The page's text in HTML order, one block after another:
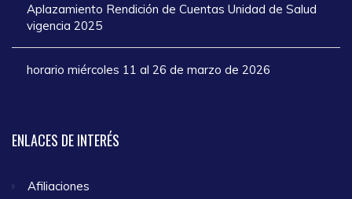
Aplazamiento Rendición de Cuentas Unidad de Salud
vigencia 2025
horario miércoles 11 al 26 de marzo de 2026
ENLACES DE INTERÉS
Afiliaciones